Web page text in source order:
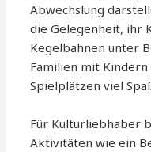
Abwechslung
die Gelegenheit, ihr
Kegelbahnen unter
Familien mit
Spielplätzen viel
Für Kulturliebhaber
Aktivitäten wie ein